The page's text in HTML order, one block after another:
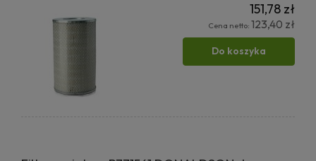
151,78 zł
Cena netto: 123,40 zł
Do koszyka